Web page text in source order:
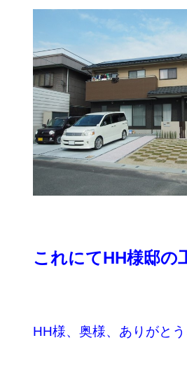
これにてHH様邸の
HH様、奥様、ありがとう